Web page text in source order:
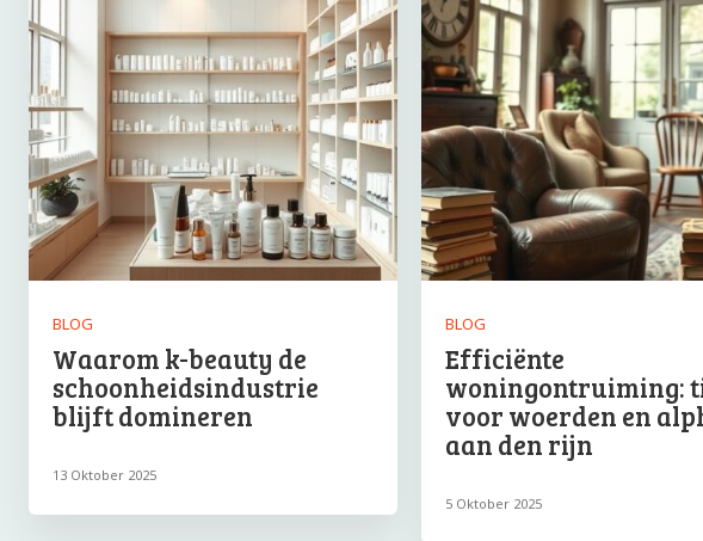
BLOG
Waarom k-beauty de
schoonheidsindustrie
blijft domineren
13 Oktober 2025
BLOG
Efficiënte
woningontruiming:
voor woerden en
aan den rijn
5 Oktober 2025